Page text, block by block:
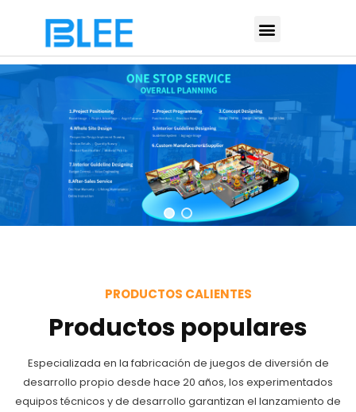
PRODUCTOS CALIENTES
Productos populares
Especializada en la fabricación de juegos de diversión de
desarrollo propio desde hace 20 años, los experimentados
equipos técnicos y de desarrollo garantizan el lanzamiento de